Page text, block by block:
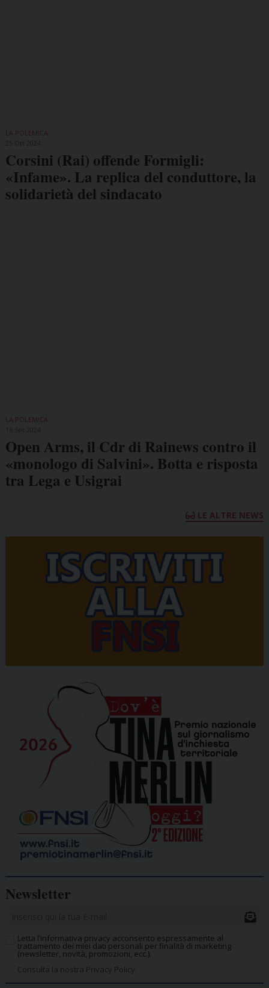
LA POLEMICA
Corsini (Rai) offende Formigli:
«Infame». La replica del conduttore, la
solidarietà del sindacato
LA POLEMICA
Open Arms, il Cdr di Rainews contro il
«monologo di Salvini». Botta e risposta
tra Lega e Usigrai
LE ALTRE NEWS
Newsletter
Letta l’informativa privacy acconsento espressamente al
trattamento dei miei dati personali per finalità di marketing
(newsletter, novità, promozioni, ecc.).
Consulta la nostra Privacy Policy.